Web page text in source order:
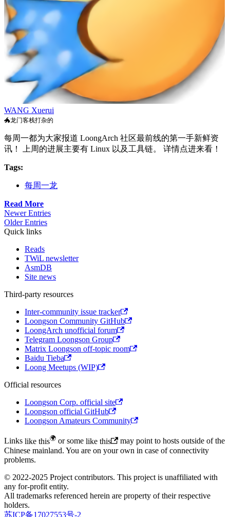
WANG Xuerui
🐲龙门客栈打杂的
每周一都为大家报道 LoongArch 社区最前线的第一手新鲜资
讯！ 上周的进展主要有 Linux 以及工具链。 详情点进来看！
Tags:
每周一龙
Read More
Newer Entries
Older Entries
Quick links
Reads
TWiL newsletter
AsmDB
Site news
Third-party resources
Inter-community issue tracker
Loongson Community GitHub
LoongArch unofficial forum
Telegram Loongson Group
Matrix Loongson off-topic room
Baidu Tieba
Loong Meetups (WIP)
Official resources
Loongson Corp. official site
Loongson official GitHub
Loongson Amateurs Community
Links like this or some like this
may point to hosts outside of the
Chinese mainland. You are on your own in case of connectivity
problems.
© 2022-2025 Project contributors. This project is unaffiliated with
any for-profit entity.
All trademarks referenced herein are property of their respective
holders.
苏ICP备17027553号-2